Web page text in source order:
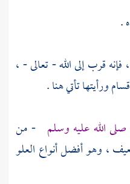
.
فإنه قرب إلى الله - تعالى - ،
ورأيتها تأتي هنا .
الله عليه وسلم - من
، وهو أفضل أنواع العلو